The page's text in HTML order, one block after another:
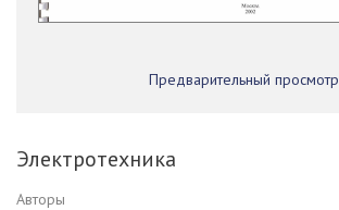
Предварительный просмотр
Электротехника
Авторы